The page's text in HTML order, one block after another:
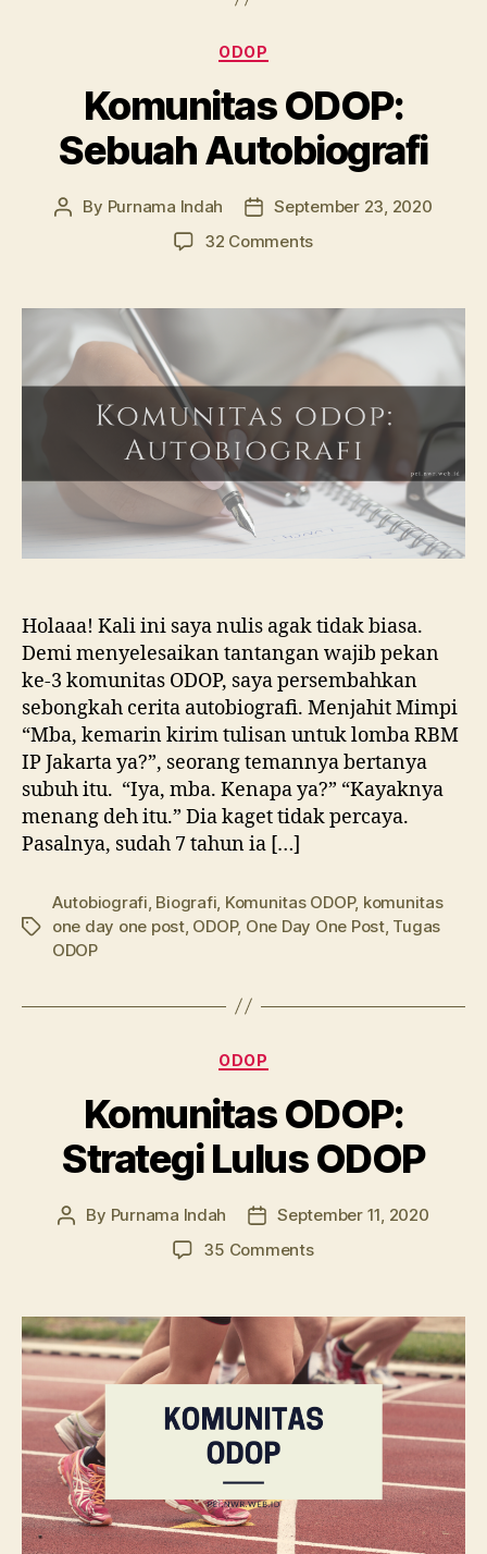
Categories
ODOP
Komunitas ODOP:
Sebuah Autobiografi
Post
By Purnama Indah
PostSeptember 23, 2020
32 Commentson
Sebuah
Autobiografi
Holaaa! Kali ini saya nulis agak tidak biasa.
Demi menyelesaikan tantangan wajib pekan
ke-3 komunitas ODOP, saya persembahkan
sebongkah cerita autobiografi. Menjahit Mimpi
“Mba, kemarin kirim tulisan untuk lomba RBM
IP Jakarta ya?”, seorang temannya bertanya
subuh itu. “Iya, mba. Kenapa ya?” “Kayaknya
menang deh itu.” Dia kaget tidak percaya.
Pasalnya, sudah 7 tahun ia […]
Tags
Autobiografi Biografi Komunitas ODOP, komunitas
one day one post, ODOP, One Day One Post, Tugas
ODOP
Categories
ODOP
Komunitas ODOP:
Strategi Lulus ODOP
Post
By Purnama Indah
PostSeptember 11, 2020
35 Commentson
Strategi
Lulus
ODOP